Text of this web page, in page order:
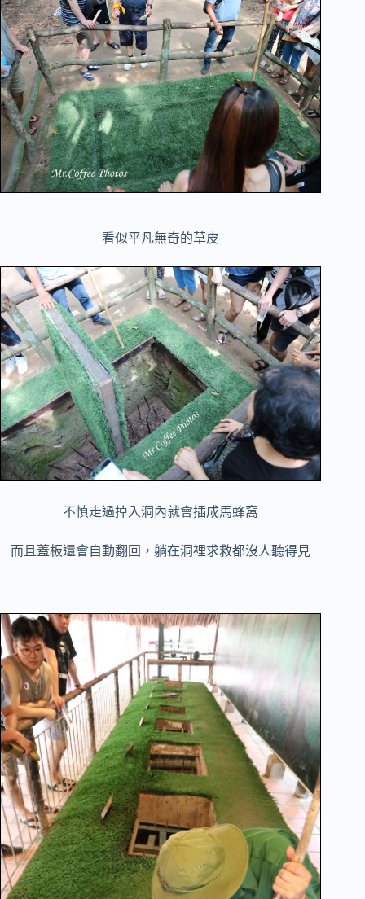
看似平凡無奇的草皮
不慎走過掉入洞內就會插成馬蜂窩
而且蓋板還會自動翻回，躺在洞裡求救都沒人聽得見